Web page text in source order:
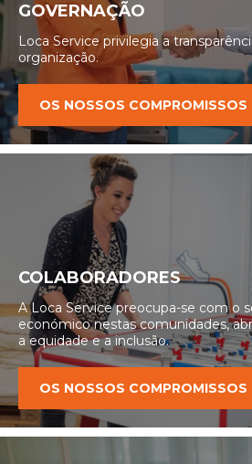
GOVERNAÇÃO
Loca Service privilegia a
organização.
OS NOSSOS COMPROMISSOS
COLABORADORES
A Loca Service preocupa-se com o
económico nestas comunidades,
a equidade e a inclusão.
OS NOSSOS COMPROMISSOS